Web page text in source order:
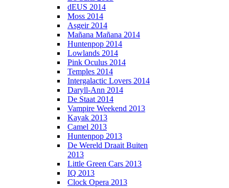
dEUS 2014
Moss 2014
Asgeir 2014
Mañana Mañana 2014
Huntenpop 2014
Lowlands 2014
Pink Oculus 2014
Temples 2014
Intergalactic Lovers 2014
Daryll-Ann 2014
De Staat 2014
Vampire Weekend 2013
Kayak 2013
Camel 2013
Huntenpop 2013
De Wereld Draait Buiten
2013
Little Green Cars 2013
IQ 2013
Clock Opera 2013